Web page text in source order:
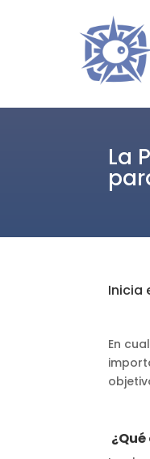
La
Inicia
En